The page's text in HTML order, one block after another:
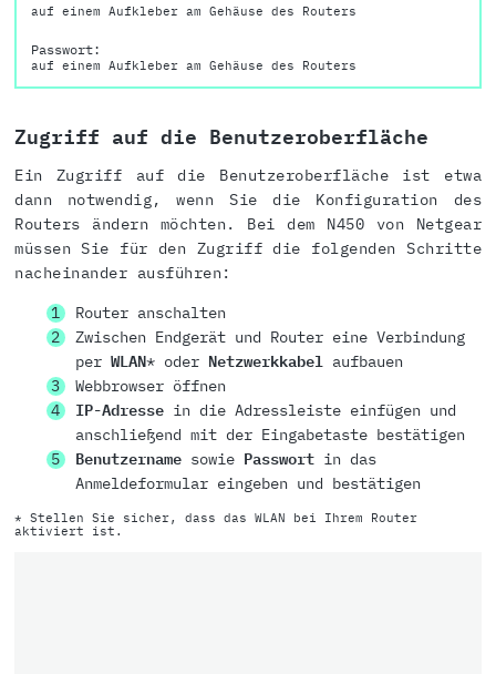
auf einem Aufkleber am Gehäuse des Routers
Passwort:
auf einem Aufkleber am Gehäuse des Routers
Zugriff auf die Benutzeroberfläche
Ein Zugriff auf die Benutzeroberfläche ist etwa
dann notwendig, wenn Sie die Konfiguration des
Routers ändern möchten. Bei dem N450 von Netgear
müssen Sie für den Zugriff die folgenden Schritte
nacheinander ausführen:
Router anschalten
Zwischen Endgerät und Router eine Verbindung
per WLAN* oder Netzwerkkabel aufbauen
Webbrowser öffnen
IP-Adressein die Adressleiste einfügen und
anschließend mit der Eingabetaste bestätigen
Benutzernamesowie Passwortin das
Anmeldeformular eingeben und bestätigen
* Stellen Sie sicher, dass das WLAN bei Ihrem Router
aktiviert ist.